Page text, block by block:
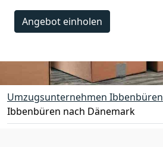
Angebot einholen
Umzugsunternehmen Ibbenbüren
Ibbenbüren nach Dänemark